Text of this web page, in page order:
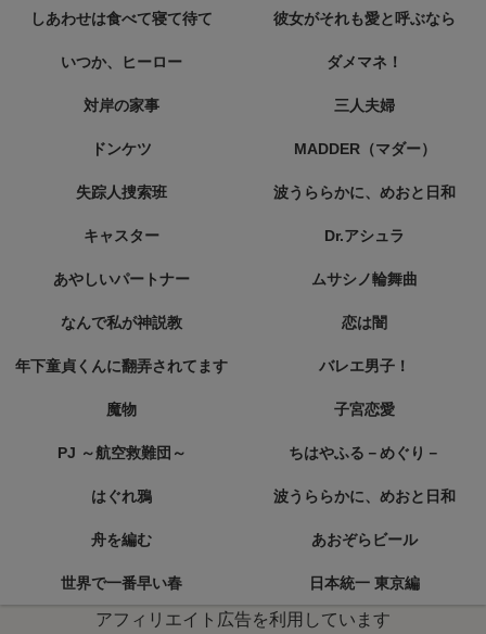
しあわせは食べて寝て待て 彼女がそれも愛と呼ぶなら
いつか、ヒーロー ダメマネ！
対岸の家事 三人夫婦
ドンケツ MADDER（マダー）
失踪人捜索班 波うららかに、めおと日和
キャスター Dr.アシュラ
あやしいパートナー ムサシノ輪舞曲
なんで私が神説教 恋は闇
年下童貞くんに翻弄されてます バレエ男子！
魔物 子宮恋愛
PJ ～航空救難団～ ちはやふる－めぐり－
はぐれ鴉 波うららかに、めおと日和
舟を編む あおぞらビール
世界で一番早い春 日本統一 東京編
アフィリエイト広告を利用しています